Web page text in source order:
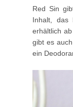
Red Sin
Inhalt, das
erhältlich
gibt es
ein